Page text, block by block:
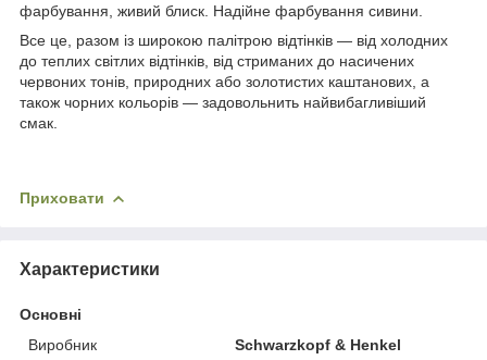
фарбування, живий блиск. Надійне фарбування сивини.
Все це, разом із широкою палітрою відтінків — від холодних
до теплих світлих відтінків, від стриманих до насичених
червоних тонів, природних або золотистих каштанових, а
також чорних кольорів — задовольнить найвибагливіший
смак.
Приховати
Характеристики
Основні
Виробник
Schwarzkopf & Henkel